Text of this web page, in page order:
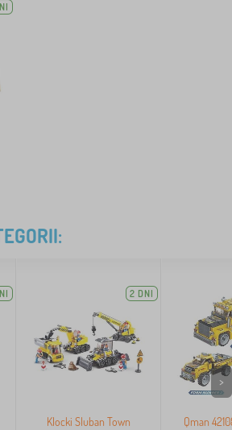
2 DNI
Klocki Sluban Town
Qman
>